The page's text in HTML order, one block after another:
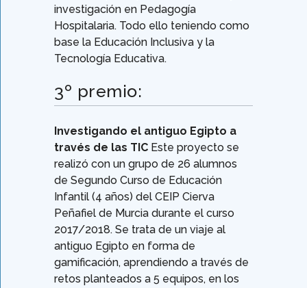
investigación en Pedagogía
Hospitalaria. Todo ello teniendo como
base la Educación Inclusiva y la
Tecnología Educativa.
3º premio:
Investigando el antiguo Egipto a
través de las TIC Este proyecto se
realizó con un grupo de 26 alumnos
de Segundo Curso de Educación
Infantil (4 años) del CEIP Cierva
Peñafiel de Murcia durante el curso
2017/2018. Se trata de un viaje al
antiguo Egipto en forma de
gamificación, aprendiendo a través de
retos planteados a 5 equipos, en los